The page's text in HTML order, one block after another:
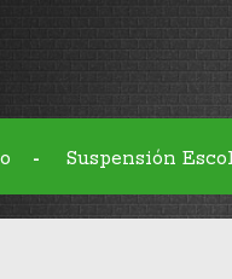
- Suspensión